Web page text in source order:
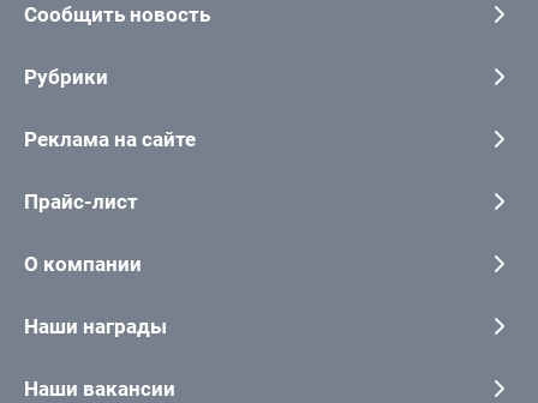
Сообщить новость
Рубрики
Реклама на сайте
Прайс-лист
О компании
Наши награды
Наши вакансии